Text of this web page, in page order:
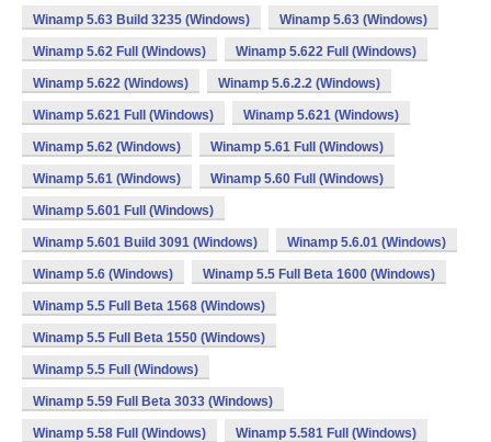
Winamp 5.63 Build 3235 (Windows) Winamp 5.63 (Windows)
Winamp 5.62 Full (Windows) Winamp 5.622 Full (Windows)
Winamp 5.622 (Windows) Winamp 5.6.2.2 (Windows)
Winamp 5.621 Full (Windows) Winamp 5.621 (Windows)
Winamp 5.62 (Windows) Winamp 5.61 Full (Windows)
Winamp 5.61 (Windows) Winamp 5.60 Full (Windows)
Winamp 5.601 Full (Windows)
Winamp 5.601 Build 3091 (Windows) Winamp 5.6.01 (Windows)
Winamp 5.6 (Windows) Winamp 5.5 Full Beta 1600 (Windows)
Winamp 5.5 Full Beta 1568 (Windows)
Winamp 5.5 Full Beta 1550 (Windows)
Winamp 5.5 Full (Windows)
Winamp 5.59 Full Beta 3033 (Windows)
Winamp 5.58 Full (Windows) Winamp 5.581 Full (Windows)